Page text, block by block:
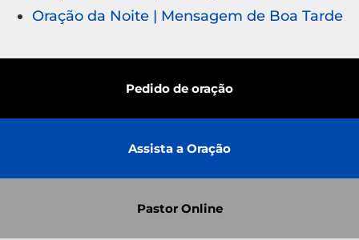
Oração da Noite | Mensagem de Boa Tarde
Pedido de oração
Assista a Oração
Pastor Online